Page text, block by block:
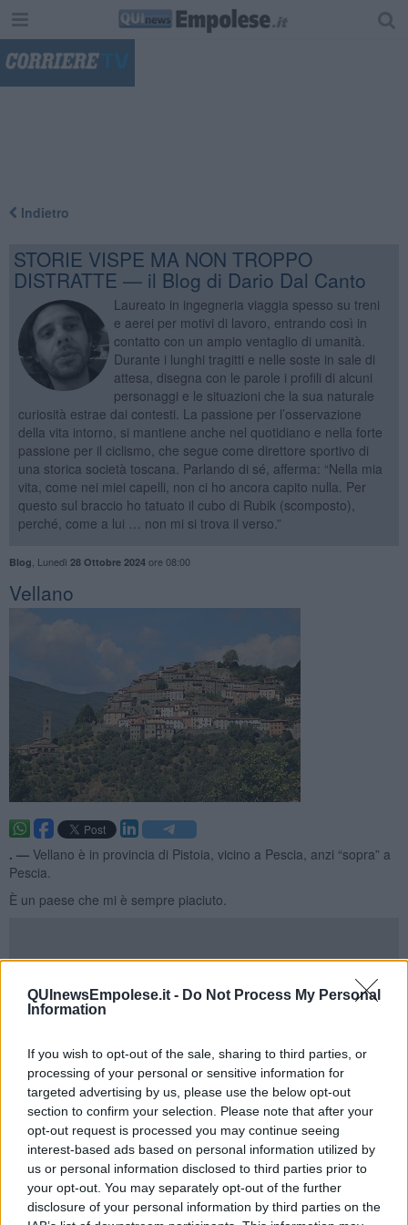
QUInewsEmpolese.it - Do Not Process My Personal
Information
If you wish to opt-out of the sale, sharing to third parties, or
processing of your personal or sensitive information for
targeted advertising by us, please use the below opt-out
section to confirm your selection. Please note that after your
opt-out request is processed you may continue seeing
interest-based ads based on personal information utilized by
us or personal information disclosed to third parties prior to
your opt-out. You may separately opt-out of the further
disclosure of your personal information by third parties on the
Indietro
STORIE VISPE MA NON TROPPO
DISTRATTE — il Blog di Dario Dal Canto
Laureato in ingegneria viaggia spesso su treni
e aerei per motivi di lavoro, entrando così in
contatto con un ampio ventaglio di umanità.
Durante i lunghi tragitti e nelle soste in sale di
attesa, disegna con le parole i profili di alcuni
personaggi e le situazioni che la sua naturale
curiosità estrae dai contesti. La passione per l’osservazione
della vita intorno, si mantiene anche nel quotidiano e nella forte
passione per il ciclismo, che segue come direttore sportivo di
una storica società toscana. Parlando di sé, afferma: “Nella mia
vita, come nei miei capelli, non ci ho ancora capito nulla. Per
questo sul braccio ho tatuato il cubo di Rubik (scomposto),
perché, come a lui … non mi si trova il verso.”
Blog Lunedì 28 Ottobre 2024ore 08:00
​Vellano
​. — Vellano è in provincia di Pistoia, vicino a Pescia, anzi “sopra” a
Pescia.
È un paese che mi è sempre piaciuto.
Da lì ci passa una delle più belle salite della zona e tutti quelli che
vanno in bici da queste parti la conoscono. Undici chilometri, la
maggior parte all’ombra, perfetti per sfuggire all’afa estiva e alle
voglia di misurarsi con sé stesso. Anche la pendenza non è
esagerata e con un po’ di allenamento si riesce scalarla
abbastanza bene.
Una mattina estiva, saranno passati quasi 25 anni, salivamo verso
Vellano: un gruppetto di ciclisti in attività di squadre diverse, ma tutti
della zona e quindi amici, anche se avversari in gara. Avevamo la
pedalata stanca e rallentata di chi ha poca voglia di allenarsi, ma
solo il desiderio di portare la bici in giro, a spasso. Mossi dal solo
senso di dovere di tornare a casa con un certo numero di ore